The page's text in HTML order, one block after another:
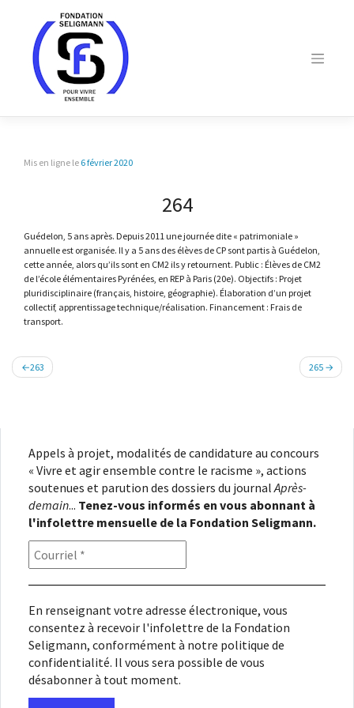
Mis en ligne le 6 février 2020
264
Guédelon, 5 ans après. Depuis 2011 une journée dite « patrimoniale »
annuelle est organisée. Il y a 5 ans des élèves de CP sont partis à Guédelon,
cette année, alors qu’ils sont en CM2 ils y retournent. Public : Élèves de CM2
de l’école élémentaires Pyrénées, en REP à Paris (20e). Objectifs : Projet
pluridisciplinaire (français, histoire, géographie). Élaboration d’un projet
collectif, apprentissage technique/réalisation. Financement : Frais de
transport.
Navigation
de
263 265
Appels à projet, modalités de candidature au concours
« Vivre et agir ensemble contre le racisme », actions
soutenues et parution des dossiers du journalAprès-
demain... Tenez-vous informés en vous abonnant à
l'infolettre mensuelle de la Fondation Seligmann.
En renseignant votre adresse électronique, vous
consentez à recevoir l'infolettre de la Fondation
Seligmann, conformément à notre politique de
confidentialité. Il vous sera possible de vous
désabonner à tout moment.